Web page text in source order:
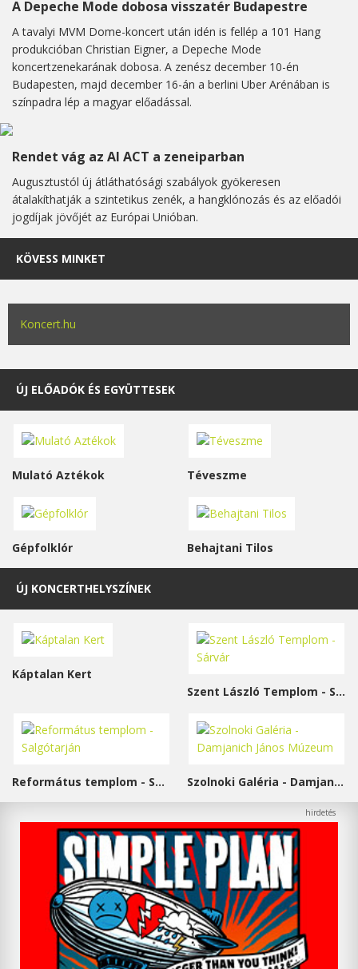
A Depeche Mode dobosa visszatér Budapestre
A tavalyi MVM Dome-koncert után idén is fellép a 101 Hang
produkcióban Christian Eigner, a Depeche Mode
koncertzenekarának dobosa. A zenész december 10-én
Budapesten, majd december 16-án a berlini Uber Arénában is
színpadra lép a magyar előadással.
Rendet vág az AI ACT a zeneiparban
Augusztustól új átláthatósági szabályok gyökeresen
átalakíthatják a szintetikus zenék, a hangklónozás és az előadói
jogdíjak jövőjét az Európai Unióban.
KÖVESS MINKET
Koncert.hu
ÚJ ELŐADÓK ÉS EGYÜTTESEK
Mulató Aztékok Téveszme
Gépfolklór Behajtani Tilos
ÚJ KONCERTHELYSZÍNEK
Káptalan Kert
Szent László Templom - Sárvár
Református templom - Salgótarján Szolnoki Galéria - Damjanich János Múzeum